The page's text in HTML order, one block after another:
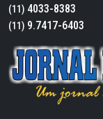
(11) 4033-8383
(11) 9.7417-6403